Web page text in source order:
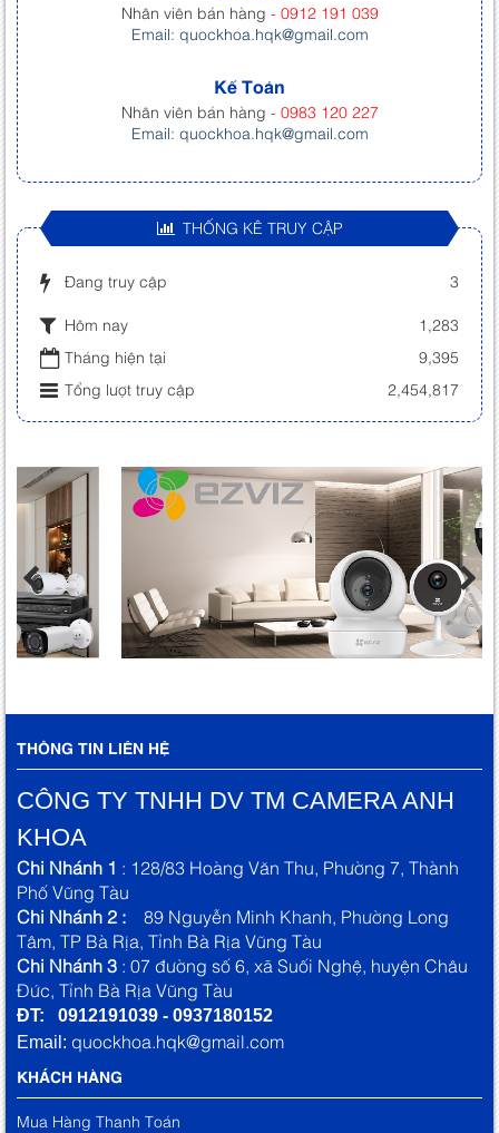
Nhân viên bán hàng - 0912 191 039
Email: quockhoa.hqk@gmail.com
Kế Toán
Nhân viên bán hàng - 0983 120 227
Email: quockhoa.hqk@gmail.com
THỐNG KÊ TRUY CẬP
Đang truy cập 3
Hôm nay
1,283
Tháng hiện tại
9,395
Tổng lượt truy cập
2,454,817
THÔNG TIN LIÊN HỆ
CÔNG TY TNHH DV TM CAMERA ANH
KHOA
Chi Nhánh 1 : 128/83 Hoàng Văn Thu, Phường 7, Thành
Phố Vũng Tàu
Chi Nhánh 2 : 89 Nguyễn Minh Khanh, Phường Long
Tâm, TP Bà Rịa, Tỉnh Bà Rịa Vũng Tàu
Chi Nhánh 3 : 07 đường số 6, xã Suối Nghệ, huyện Châu
Đức, Tỉnh Bà Rịa Vũng Tàu
ĐT: 0912191039 - 0937180152
Email: quockhoa.hqk@gmail.com
KHÁCH HÀNG
Mua Hàng Thanh Toán